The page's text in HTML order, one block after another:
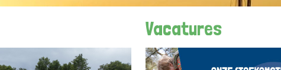
Vacatures